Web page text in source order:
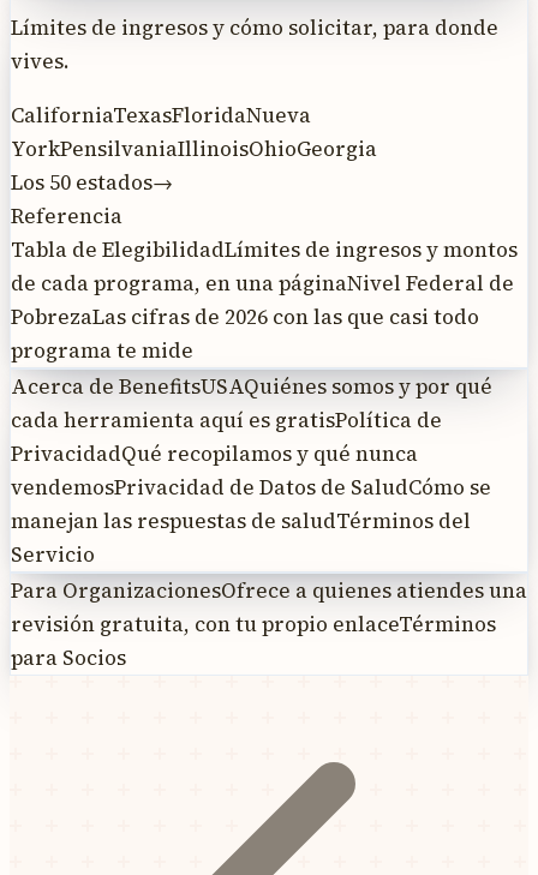
Límites de ingresos y cómo solicitar, para donde
vives.
CaliforniaTexasFloridaNueva
YorkPensilvaniaIllinoisOhioGeorgia
Los 50 estados→
Referencia
Tabla de ElegibilidadLímites de ingresos y montos
de cada programa, en una páginaNivel Federal de
PobrezaLas cifras de 2026 con las que casi todo
programa te mide
Acerca de BenefitsUSAQuiénes somos y por qué
cada herramienta aquí es gratisPolítica de
PrivacidadQué recopilamos y qué nunca
vendemosPrivacidad de Datos de SaludCómo se
manejan las respuestas de saludTérminos del
Servicio
Para OrganizacionesOfrece a quienes atiendes una
revisión gratuita, con tu propio enlaceTérminos
para Socios